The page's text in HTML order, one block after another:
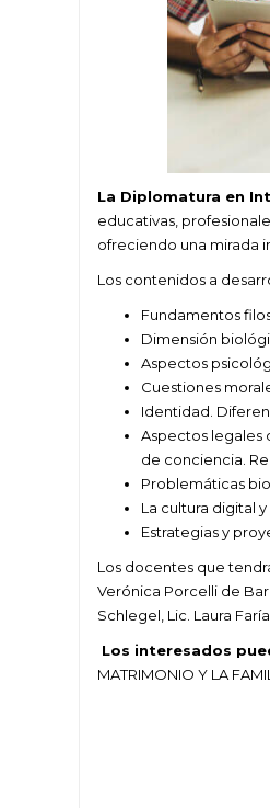
La Diplomatura en
educativas,
ofreciendo una mirada
Los contenidos a
Fundamentos
Dimensión
Aspectos
Cuestiones
Identidad.
Aspectos legales
de conciencia.
Problemáticas
La cultura digital
Estrategias y
Los docentes que
Verónica Porcelli de
Schlegel, Lic. Laura
Los interesados
MATRIMONIO Y LA